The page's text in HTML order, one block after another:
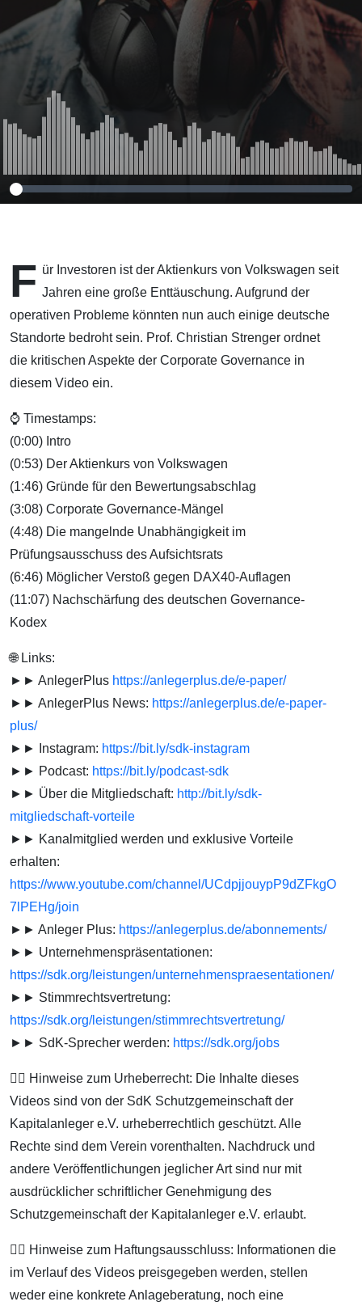
F ür Investoren ist der Aktienkurs von Volkswagen seit
Jahren eine große Enttäuschung. Aufgrund der
operativen Probleme könnten nun auch einige deutsche
Standorte bedroht sein. Prof. Christian Strenger ordnet
die kritischen Aspekte der Corporate Governance in
diesem Video ein.
⌚ Timestamps:
(0:00) Intro
(0:53) Der Aktienkurs von Volkswagen
(1:46) Gründe für den Bewertungsabschlag
(3:08) Corporate Governance-Mängel
(4:48) Die mangelnde Unabhängigkeit im
Prüfungsausschuss des Aufsichtsrats
(6:46) Möglicher Verstoß gegen DAX40-Auflagen
(11:07) Nachschärfung des deutschen Governance-
Kodex
🌐 Links:
►► AnlegerPlus https://anlegerplus.de/e-paper/
►► AnlegerPlus News: https://anlegerplus.de/e-paper-
plus/
►► Instagram: https://bit.ly/sdk-instagram
►► Podcast: https://bit.ly/podcast-sdk
►► Über die Mitgliedschaft: http://bit.ly/sdk-
mitgliedschaft-vorteile
►► Kanalmitglied werden und exklusive Vorteile
erhalten:
https://www.youtube.com/channel/UCdpjjouypP9dZFkgO
7lPEHg/join
►► Anleger Plus: https://anlegerplus.de/abonnements/
►► Unternehmenspräsentationen:
https://sdk.org/leistungen/unternehmenspraesentationen/
►► Stimmrechtsvertretung:
https://sdk.org/leistungen/stimmrechtsvertretung/
►► SdK-Sprecher werden: https://sdk.org/jobs
👨‍⚖️ Hinweise zum Urheberrecht: Die Inhalte dieses
Videos sind von der SdK Schutzgemeinschaft der
Kapitalanleger e.V. urheberrechtlich geschützt. Alle
Rechte sind dem Verein vorenthalten. Nachdruck und
andere Veröffentlichungen jeglicher Art sind nur mit
ausdrücklicher schriftlicher Genehmigung des
Schutzgemeinschaft der Kapitalanleger e.V. erlaubt.
👨‍⚖️ Hinweise zum Haftungsausschluss: Informationen die
im Verlauf des Videos preisgegeben werden, stellen
weder eine konkrete Anlageberatung, noch eine